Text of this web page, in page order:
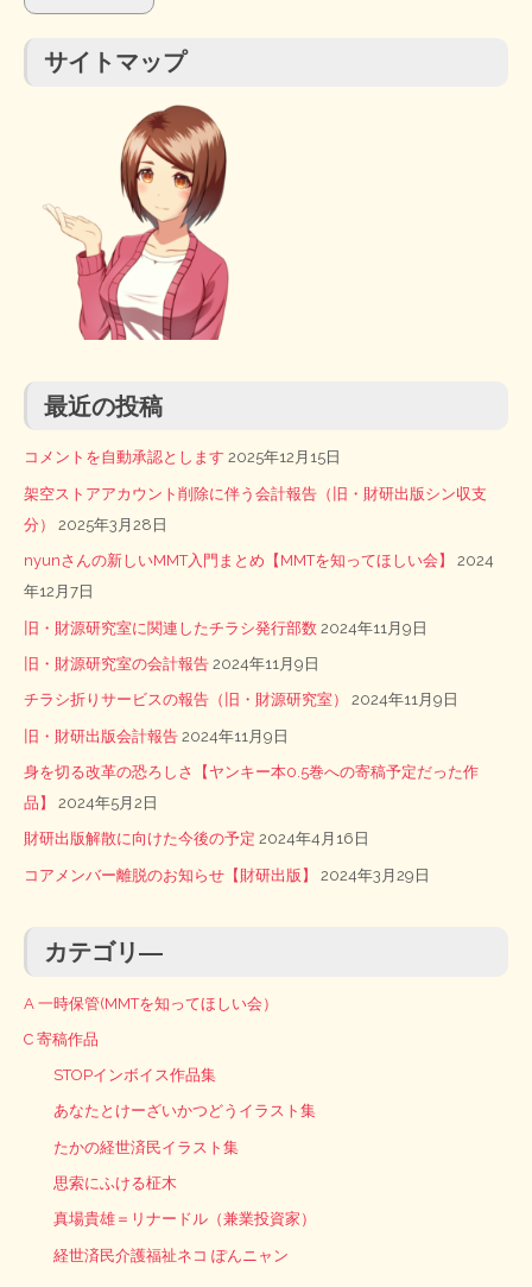
サイトマップ
最近の投稿
コメントを自動承認とします 2025年12月15日
架空ストアアカウント削除に伴う会計報告（旧・財研出版シン収支
分）
2025年3月28日
nyunさんの新しいMMT入門まとめ【MMTを知ってほしい会】
2024
年12月7日
旧・財源研究室に関連したチラシ発行部数 2024年11月9日
旧・財源研究室の会計報告 2024年11月9日
チラシ折りサービスの報告（旧・財源研究室） 2024年11月9日
旧・財研出版会計報告 2024年11月9日
身を切る改革の恐ろしさ【ヤンキー本0.5巻への寄稿予定だった作
品】
2024年5月2日
財研出版解散に向けた今後の予定 2024年4月16日
コアメンバー離脱のお知らせ【財研出版】 2024年3月29日
カテゴリ―
A 一時保管(MMTを知ってほしい会）
C 寄稿作品
STOPインボイス作品集
あなたとけーざいかつどうイラスト集
たかの経世済民イラスト集
思索にふける柾木
真場貴雄＝リナードル（兼業投資家）
経世済民介護福祉ネコ ぽんニャン